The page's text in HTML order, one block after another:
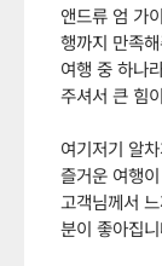
앤드류 엄 가
행까지 만족
여행 중 하나
주셔서 큰 힘
여기저기 알
즐거운 여행
고객님께서
분이 좋아집